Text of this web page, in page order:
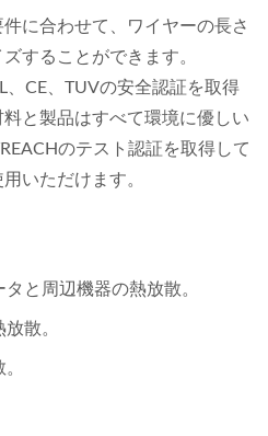
に合わせて、ワイヤーの長さ
することができます。
、CE、TUVの安全認証を取得
と製品はすべて環境に優しい
のテスト認証を取得して
いただけます。
と周辺機器の熱放散。
散。